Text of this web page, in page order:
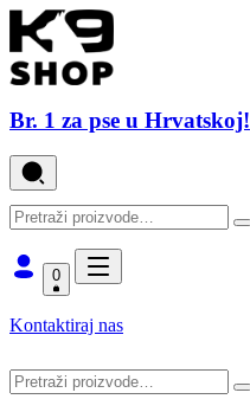
Br. 1 za pse u Hrvatskoj!
0
Kontaktiraj nas